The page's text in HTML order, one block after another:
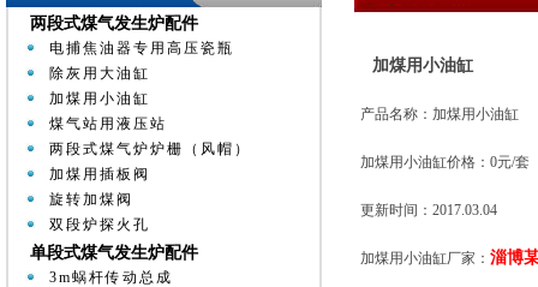
两段式煤气发生炉配件
电捕焦油器专用高压瓷瓶
除灰用大油缸
加煤用小油缸
煤气站用液压站
两段式煤气炉炉栅（风帽）
加煤用插板阀
旋转加煤阀
双段炉探火孔
单段式煤气发生炉配件
3m蜗杆传动总成
加煤用小油缸
产品名称：加煤用小油缸
加煤用小油缸价格：0元/套
更新时间：2017.03.04
加煤用小油缸厂家： 淄博